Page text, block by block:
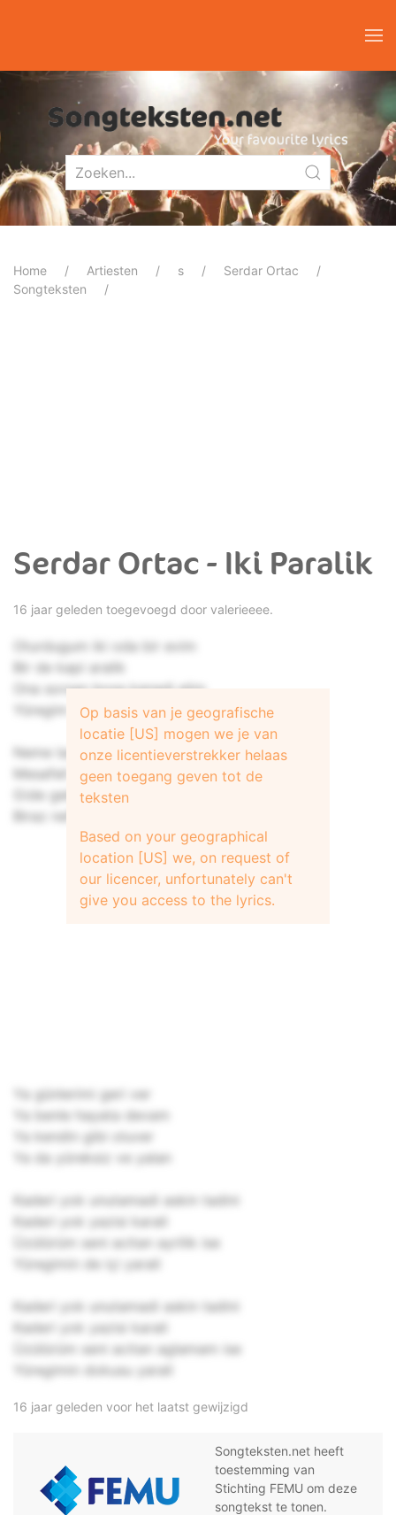
Home Artiesten s
Serdar Ortac
Songteksten
Serdar Ortac - Iki Paralik
16 jaar geleden toegevoegd door valerieeee.
Oturdugum iki oda bir evim
Bir de kapi aralik
Ona sorsan bosa kanadi elim
Yüregim iki paralik
Neme lazim iki yabanci gibi
Mesafeli olalim
Gide gele yoruldu bu yüregim
Biraz nefes alalim
Ya günlerimi geri ver
Ya benle hayata devam
Ya kendin gibi oluver
Ya da yüreksiz ve yalan
Kaderi yok unutamadi askin tadini
Kaderi yok yazisi karali
Üzülürüm seni acitan ayrilik ise
Yüregimin de içi yarali
Kaderi yok unutamadi askin tadini
Kaderi yok yazisi karali
Üzülürüm seni acitan aglamam ise
Yüregimin dokusu yarali
Op basis van je geografische
locatie [US] mogen we je van
onze licentieverstrekker helaas
geen toegang geven tot de
teksten
Based on your geographical
location [US] we, on request of
our licencer, unfortunately can't
give you access to the lyrics.
16 jaar geleden voor het laatst gewijzigd
Songteksten.net heeft
toestemming van
Stichting FEMU om deze
songtekst te tonen.